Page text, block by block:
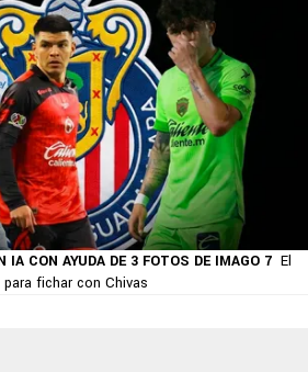
IA CON AYUDA DE 3 FOTOS DE IMAGO 7 El
fichar con Chivas